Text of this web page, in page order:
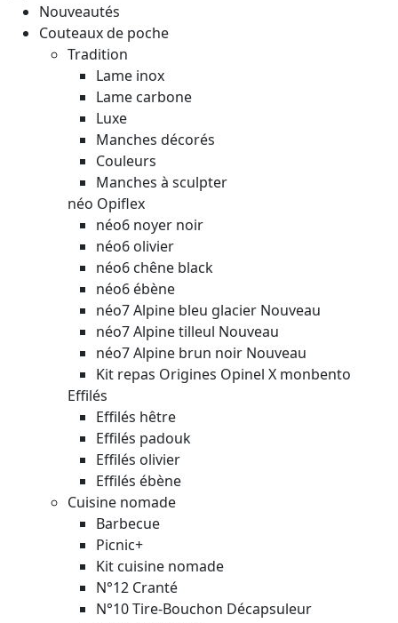
Nouveautés
Couteaux de poche
Tradition
Lame inox
Lame carbone
Luxe
Manches décorés
Couleurs
Manches à sculpter
néo Opiflex
néo6 noyer noir
néo6 olivier
néo6 chêne black
néo6 ébène
néo7 Alpine bleu glacier Nouveau
néo7 Alpine tilleul Nouveau
néo7 Alpine brun noir Nouveau
Kit repas Origines Opinel X monbento
Effilés
Effilés hêtre
Effilés padouk
Effilés olivier
Effilés ébène
Cuisine nomade
Barbecue
Picnic+
Kit cuisine nomade
N°12 Cranté
N°10 Tire-Bouchon Décapsuleur